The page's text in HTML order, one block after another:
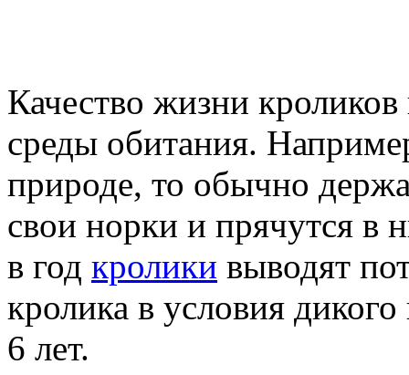
Качество жизни
среды обитания.
природе, то обычно
свои норки и прячутся в
в год кролики выводят
кролика в условия
6 лет.